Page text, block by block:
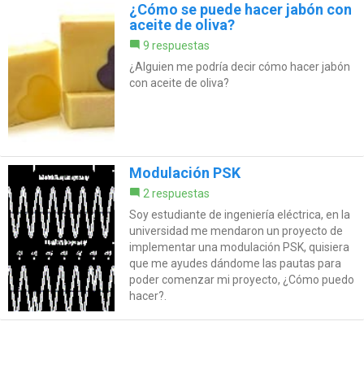
¿Cómo se puede hacer jabón con
aceite de oliva?
9 respuestas
¿Alguien me podría decir cómo hacer jabón
con aceite de oliva?
Modulación PSK
2 respuestas
Soy estudiante de ingeniería eléctrica, en la
universidad me mendaron un proyecto de
implementar una modulación PSK, quisiera
que me ayudes dándome las pautas para
poder comenzar mi proyecto, ¿Cómo puedo
hacer?.